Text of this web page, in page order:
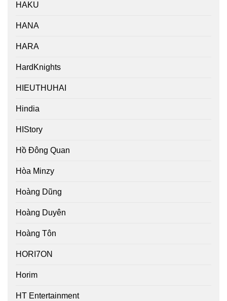
HAKU
HANA
HARA
HardKnights
HIEUTHUHAI
Hindia
HIStory
Hồ Đông Quan
Hòa Minzy
Hoàng Dũng
Hoàng Duyên
Hoàng Tôn
HORI7ON
Horim
HT Entertainment